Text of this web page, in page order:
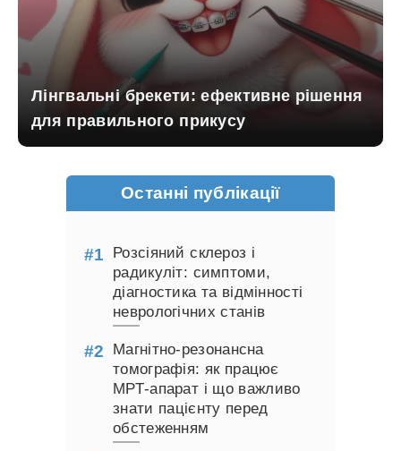
Лінгвальні брекети: ефективне рішення
для правильного прикусу
Останні публікації
Розсіяний склероз і
радикуліт: симптоми,
діагностика та відмінності
неврологічних станів
Магнітно-резонансна
томографія: як працює
МРТ-апарат і що важливо
знати пацієнту перед
обстеженням